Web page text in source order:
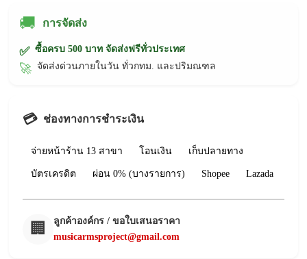
🚚 การจัดส่ง
✅ ซื้อครบ 500 บาท จัดส่งฟรีทั่วประเทศ
🚀 จัดส่งด่วนภายในวัน ทั่วกทม. และปริมณฑล
💳 ช่องทางการชำระเงิน
จ่ายหน้าร้าน 13 สาขา โอนเงิน เก็บปลายทาง
บัตรเครดิต ผ่อน 0% (บางรายการ) Shopee Lazada
🏢
ลูกค้าองค์กร / ขอใบเสนอราคา
musicarmsproject@gmail.com